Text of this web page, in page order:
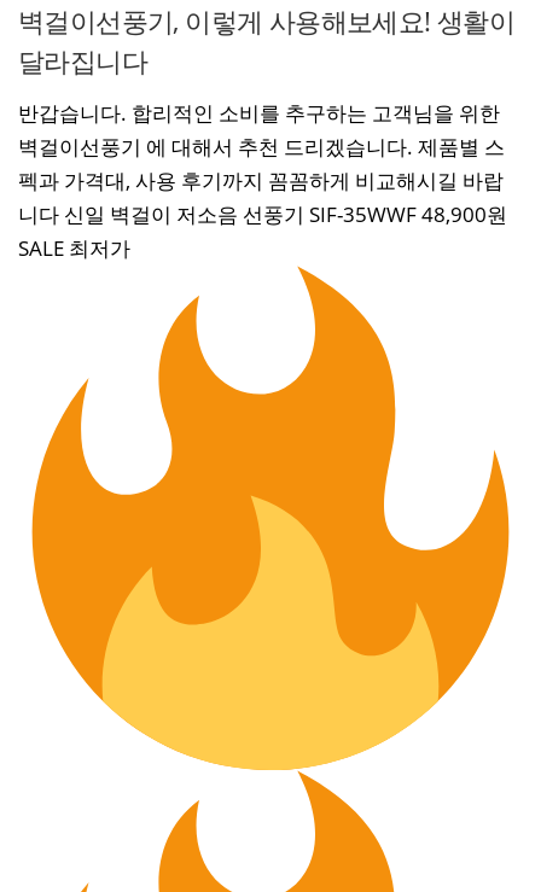
벽걸이선풍기, 이렇게 사용해보세요! 생활이
달라집니다
반갑습니다. 합리적인 소비를 추구하는 고객님을 위한
벽걸이선풍기 에 대해서 추천 드리겠습니다. 제품별 스
펙과 가격대, 사용 후기까지 꼼꼼하게 비교해시길 바랍
니다 신일 벽걸이 저소음 선풍기 SIF-35WWF 48,900원
SALE 최저가